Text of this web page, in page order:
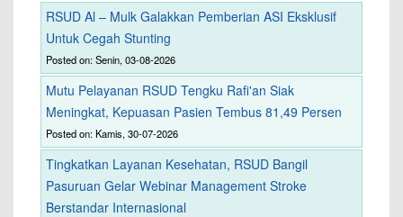
RSUD Al – Mulk Galakkan Pemberian ASI Eksklusif
Untuk Cegah Stunting
Posted on: Senin, 03-08-2026
Mutu Pelayanan RSUD Tengku Rafi'an Siak
Meningkat, Kepuasan Pasien Tembus 81,49 Persen
Posted on: Kamis, 30-07-2026
Tingkatkan Layanan Kesehatan, RSUD Bangil
Pasuruan Gelar Webinar Management Stroke
Berstandar Internasional